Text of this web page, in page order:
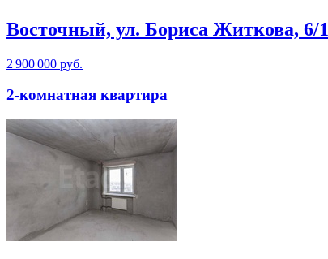
Восточный, ул. Бориса Житкова, 6/1
2 900 000 руб.
2-комнатная квартира